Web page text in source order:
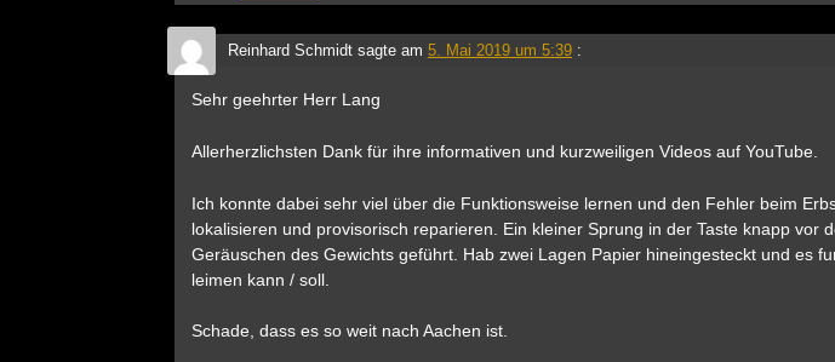
Reinhard Schmidt sagte am 5. Mai 2019 um 5:39 :
Sehr geehrter Herr Lang
Allerherzlichsten Dank für ihre informativen und kurzweiligen Videos auf YouTube.
Ich konnte dabei sehr viel über die Funktionsweise lernen und den Fehler beim
lokalisieren und provisorisch reparieren. Ein kleiner Sprung in der Taste knapp vor
Geräuschen des Gewichts geführt. Hab zwei Lagen Papier hineingesteckt und es
leimen kann / soll.
Schade, dass es so weit nach Aachen ist.